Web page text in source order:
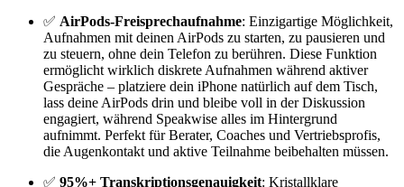
✅ AirPods-Freisprechaufnahme: Einzigartige Möglichkeit,
Aufnahmen mit deinen AirPods zu starten, zu pausieren und
zu steuern, ohne dein Telefon zu berühren. Diese Funktion
ermöglicht wirklich diskrete Aufnahmen während aktiver
Gespräche – platziere dein iPhone natürlich auf dem Tisch,
lass deine AirPods drin und bleibe voll in der Diskussion
engagiert, während Speakwise alles im Hintergrund
aufnimmt. Perfekt für Berater, Coaches und Vertriebsprofis,
die Augenkontakt und aktive Teilnahme beibehalten müssen.
✅ 95%+ Transkriptionsgenauigkeit: Kristallklare